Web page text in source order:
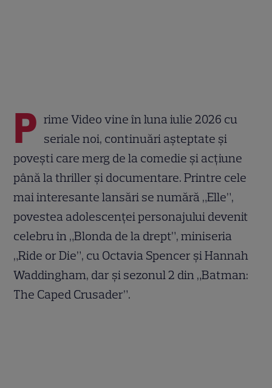
P rime Video vine în luna iulie 2026 cu
seriale noi, continuări așteptate și
povești care merg de la comedie și acțiune
până la thriller și documentare. Printre cele
mai interesante lansări se numără „Elle”,
povestea adolescenței personajului devenit
celebru în „Blonda de la drept”, miniseria
„Ride or Die”, cu Octavia Spencer și Hannah
Waddingham, dar și sezonul 2 din „Batman:
The Caped Crusader”.